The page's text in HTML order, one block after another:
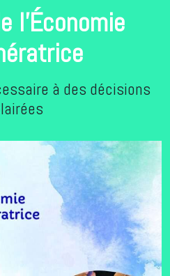
l'Économie
à des décisions